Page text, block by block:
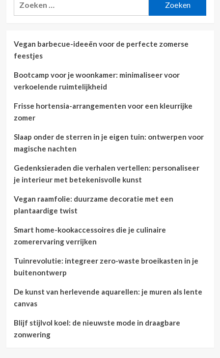
Vegan barbecue-ideeën voor de perfecte zomerse
feestjes
Bootcamp voor je woonkamer: minimaliseer voor
verkoelende ruimtelijkheid
Frisse hortensia-arrangementen voor een kleurrijke
zomer
Slaap onder de sterren in je eigen tuin: ontwerpen voor
magische nachten
Gedenksieraden die verhalen vertellen: personaliseer
je interieur met betekenisvolle kunst
Vegan raamfolie: duurzame decoratie met een
plantaardige twist
Smart home-kookaccessoires die je culinaire
zomerervaring verrijken
Tuinrevolutie: integreer zero-waste broeikasten in je
buitenontwerp
De kunst van herlevende aquarellen: je muren als lente
canvas
Blijf stijlvol koel: de nieuwste mode in draagbare
zonwering